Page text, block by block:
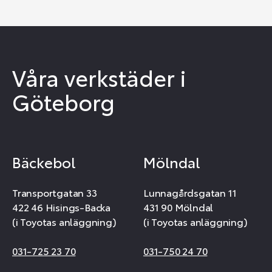
Våra verkstäder i
Göteborg
Bäckebol
Transportgatan 33
422 46 Hisings-Backa
(i Toyotas anläggning)
031-725 23 70
Mölndal
Lunnagårdsgatan 11
431 90 Mölndal
(i Toyotas anläggning)
031-750 24 70